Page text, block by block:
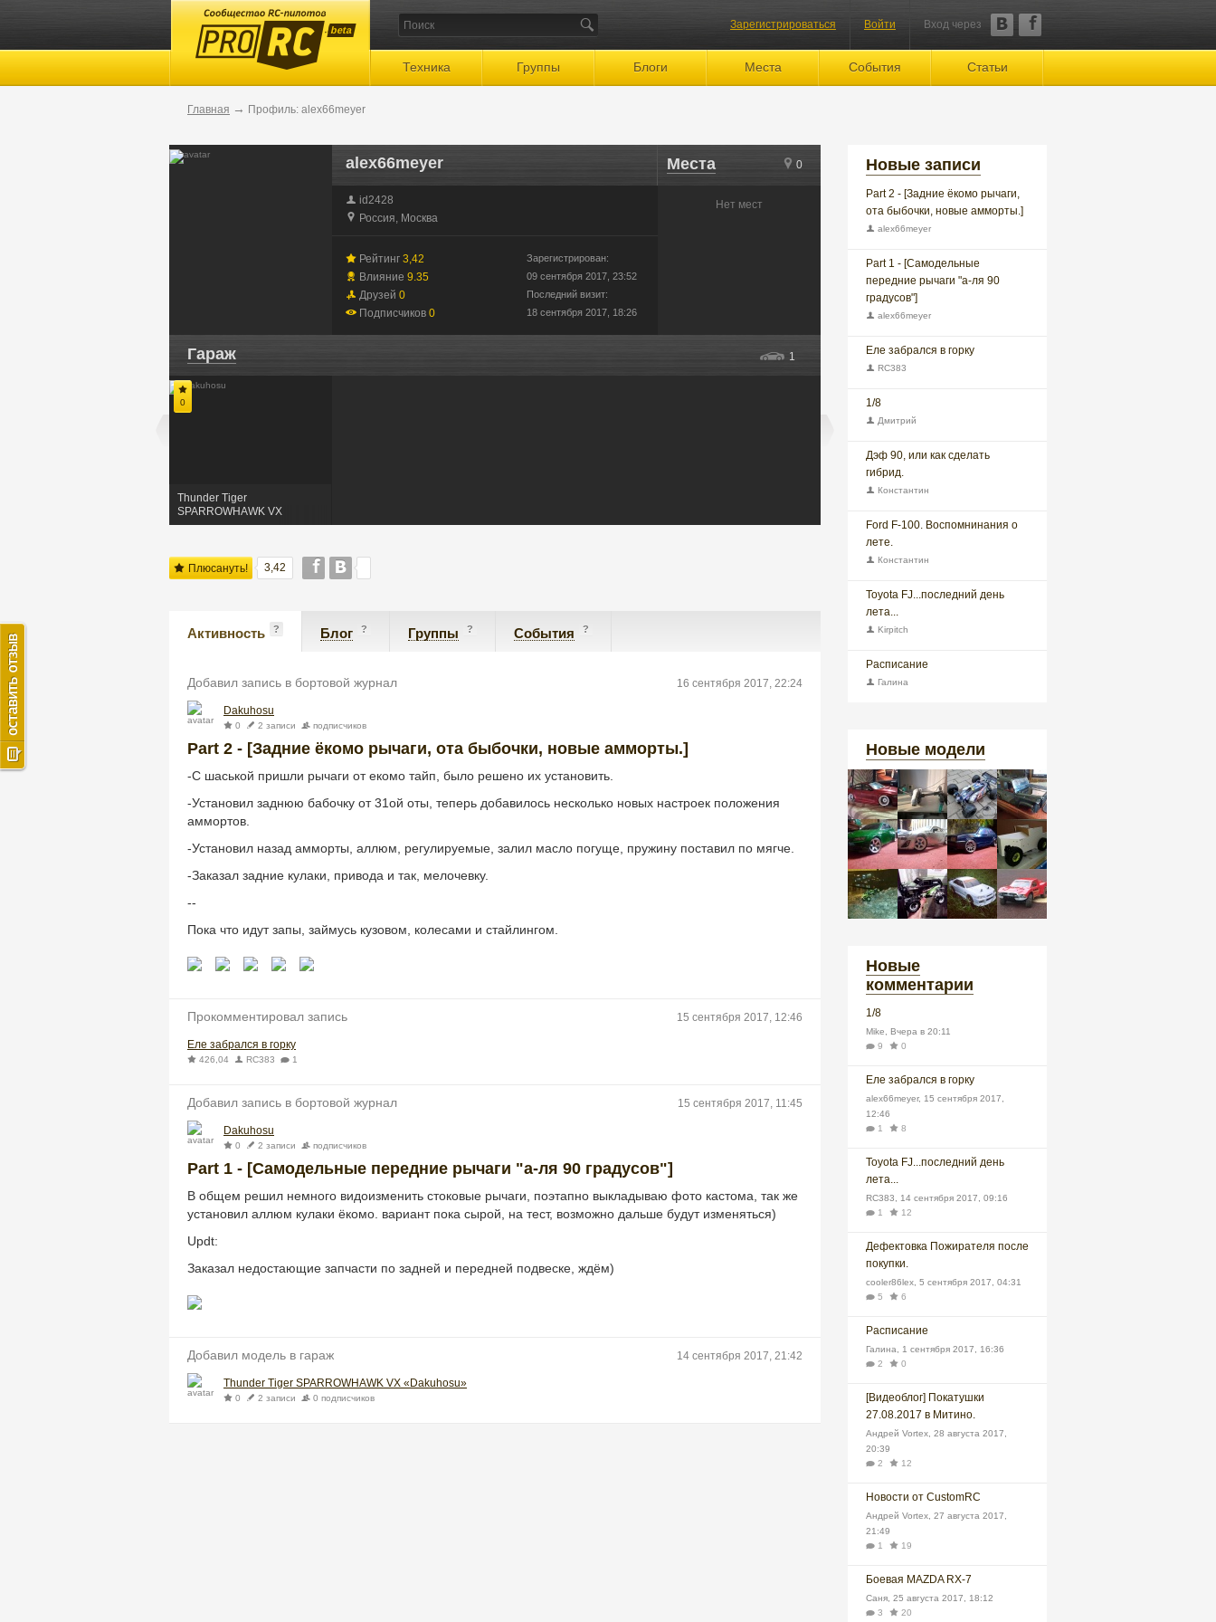
beta Зарегистрироваться Войти Вход через
Техника Группы Блоги Места События Статьи
Главная → Профиль: alex66meyer
alex66meyer
id2428
Россия, Москва
Рейтинг 3,42
Влияние 9.35
Друзей 0
Подписчиков 0
Зарегистрирован:
09 сентября 2017, 23:52
Последний визит:
18 сентября 2017, 18:26
Места 0
Нет мест
Гараж 1
0
Thunder Tiger
SPARROWHAWK VX
Dakuhosu
Плюсануть! 3,42
Активность ? Блог ? Группы ? События ?
Добавил запись в бортовой журнал 16 сентября 2017, 22:24
Dakuhosu
0 2 записи подписчиков
Part 2 - [Задние ёкомо рычаги, ота быбочки, новые амморты.]
-С шаськой пришли рычаги от екомо тайп, было решено их установить.
-Установил заднюю бабочку от 31ой оты, теперь добавилось несколько новых настроек положения
аммортов.
-Установил назад амморты, аллюм, регулируемые, залил масло погуще, пружину поставил по мягче.
-Заказал задние кулаки, привода и так, мелочевку.
--
Пока что идут запы, займусь кузовом, колесами и стайлингом.
Прокомментировал запись 15 сентября 2017, 12:46
Еле забрался в горку
426,04 RC383 1
Добавил запись в бортовой журнал 15 сентября 2017, 11:45
Dakuhosu
0 2 записи подписчиков
Part 1 - [Самодельные передние рычаги "а-ля 90 градусов"]
В общем решил немного видоизменить стоковые рычаги, поэтапно выкладываю фото кастома, так же
установил аллюм кулаки ёкомо. вариант пока сырой, на тест, возможно дальше будут изменяться)
Updt:
Заказал недостающие запчасти по задней и передней подвеске, ждём)
Добавил модель в гараж 14 сентября 2017, 21:42
Thunder Tiger SPARROWHAWK VX «Dakuhosu»
0 2 записи 0 подписчиков
Новые записи
Part 2 - [Задние ёкомо рычаги,
ота быбочки, новые амморты.]
alex66meyer
Part 1 - [Самодельные
передние рычаги "а-ля 90
градусов"]
alex66meyer
Еле забрался в горку
RC383
1/8
Дмитрий
Дэф 90, или как сделать
гибрид.
Константин
Ford F-100. Воспомнинания о
лете.
Константин
Toyota FJ...последний день
лета...
Kirpitch
Расписание
Галина
Новые модели
Новые
комментарии
1/8
Mike
Вчера в 20:11
9
0
Еле забрался в горку
alex66meyer, 15 сентября 2017,
12:46
1
8
Toyota FJ...последний день
лета...
RC383
14 сентября 2017, 09:16
1
12
Дефектовка Пожирателя после
покупки.
cooler86lex 5 сентября 2017, 04:31
5
6
Расписание
Галина
1 сентября 2017, 16:36
2
0
[Видеоблог] Покатушки
27.08.2017 в Митино.
Андрей Vortex 28 августа 2017,
20:39
2
12
Новости от CustomRC
Андрей Vortex 27 августа 2017,
21:49
1
19
Боевая MAZDA RX-7
Саня 25 августа 2017, 18:12
3
20